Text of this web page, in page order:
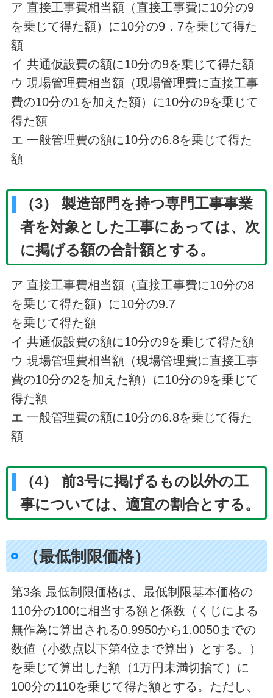
ア 直接工事費相当額（直接工事費に10分の9
を乗じて得た額）に10分の9．7を乗じて得た
額
イ 共通仮設費の額に10分の9を乗じて得た額
ウ 現場管理費相当額（現場管理費に直接工事
費の10分の1を加えた額）に10分の9を乗じて
得た額
エ 一般管理費の額に10分の6.8を乗じて得た
額
（3） 製造部門を持つ専門工事事業
者を対象とした工事にあっては、次
に掲げる額の合計額とする。
ア 直接工事費相当額（直接工事費に10分の8
を乗じて得た額）に10分の9.7
を乗じて得た額
イ 共通仮設費の額に10分の9を乗じて得た額
ウ 現場管理費相当額（現場管理費に直接工事
費の10分の2を加えた額）に10分の9を乗じて
得た額
エ 一般管理費の額に10分の6.8を乗じて得た
額
（4） 前3号に掲げるもの以外の工
事については、適宜の割合とする。
（最低制限価格）
第3条 最低制限価格は、最低制限基本価格の
110分の100に相当する額と係数（くじによる
無作為に算出される0.9950から1.0050までの
数値（小数点以下第4位まで算出）とする。）
を乗じて算出した額（1万円未満切捨て）に
100分の110を乗じて得た額とする。ただし、